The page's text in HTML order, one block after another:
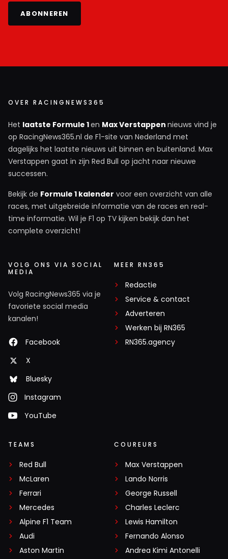
ABONNEREN
OVER RACINGNEWS365
Het laatste Formule 1en Max Verstappen nieuws vind je
op RacingNews365.nl de F1-site van Nederland met
dagelijks het laatste nieuws uit binnen en buitenland. Max
Verstappen gaat in zijn Red Bull op jacht naar nieuwe
successen.
Bekijk de Formule 1 kalender voor een overzicht van alle
races, met uitgebreide informatie van de races en real-
time informatie. Wil je F1 op TV kijken bekijk dan het
complete overzicht!
VOLG ONS VIA SOCIAL
MEDIA
Volg RacingNews365 via je
favoriete social media
kanalen!
Facebook
X
Bluesky
Instagram
YouTube
MEER RN365
Redactie
Service & contact
Adverteren
Werken bij RN365
RN365.agency
TEAMS
Red Bull
McLaren
Ferrari
Mercedes
Alpine F1 Team
Audi
Aston Martin
COUREURS
Max Verstappen
Lando Norris
George Russell
Charles Leclerc
Lewis Hamilton
Fernando Alonso
Andrea Kimi Antonelli